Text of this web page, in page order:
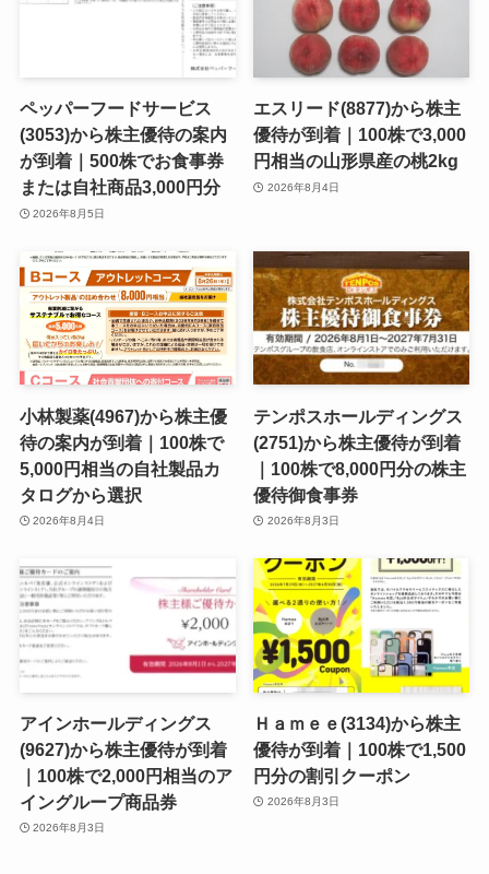
ペッパーフードサービス
(3053)から株主優待の案内
が到着｜500株でお食事券
または自社商品3,000円分
2026年8月5日
エスリード(8877)から株主
優待が到着｜100株で3,000
円相当の山形県産の桃2kg
2026年8月4日
小林製薬(4967)から株主優
待の案内が到着｜100株で
5,000円相当の自社製品カ
タログから選択
2026年8月4日
テンポスホールディングス
(2751)から株主優待が到着
｜100株で8,000円分の株主
優待御食事券
2026年8月3日
アインホールディングス
(9627)から株主優待が到着
｜100株で2,000円相当のア
イングループ商品券
2026年8月3日
Ｈａｍｅｅ(3134)から株主
優待が到着｜100株で1,500
円分の割引クーポン
2026年8月3日